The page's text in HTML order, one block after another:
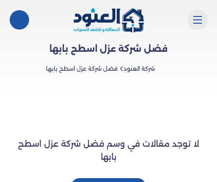
فضل شركة عزل اسطح بابها
شركة العنود فضل شركة عزل اسطح بابها
لا توجد مقالات في وسم فضل شركة عزل اسطح
بابها